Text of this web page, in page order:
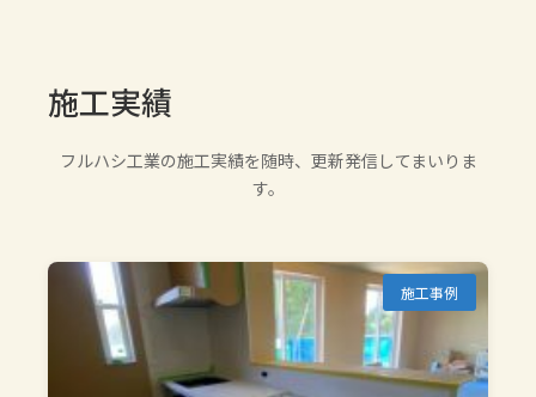
施工実績
フルハシ工業の施工実績を随時、更新発信してまいりま
す。
施工事例